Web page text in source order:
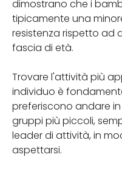
dimostrano che i
tipicamente una
resistenza rispetto ad
fascia di età.
Trovare l'attività più
individuo è
preferiscono andare
gruppi più piccoli,
leader di attività, in
aspettarsi.